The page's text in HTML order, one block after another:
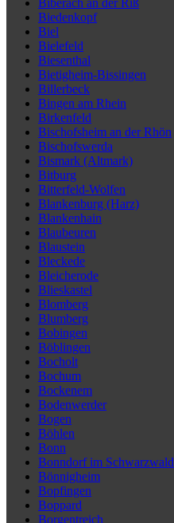
Biberach an der Riß
Biedenkopf
Biel
Bielefeld
Biesenthal
Bietigheim-Bissingen
Billerbeck
Bingen am Rhein
Birkenfeld
Bischofsheim an der Rhön
Bischofswerda
Bismark (Altmark)
Bitburg
Bitterfeld-Wolfen
Blankenburg (Harz)
Blankenhain
Blaubeuren
Blaustein
Bleckede
Bleicherode
Blieskastel
Blomberg
Blumberg
Bobingen
Böblingen
Bocholt
Bochum
Bockenem
Bodenwerder
Bogen
Böhlen
Bonn
Bonndorf im Schwarzwald
Bönnigheim
Bopfingen
Boppard
Borgentreich